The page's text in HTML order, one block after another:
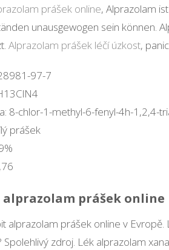
prášek online, Alprazolam
unausgewogen sein können.
Alprazolam prášek léčí úzkost,
97-7
8-chlor-1-methyl-6-fenyl-4h-1,2,4-
prášek
alprazolam prášek online
alprazolam prášek online v
zdroj. Lék alprazolam